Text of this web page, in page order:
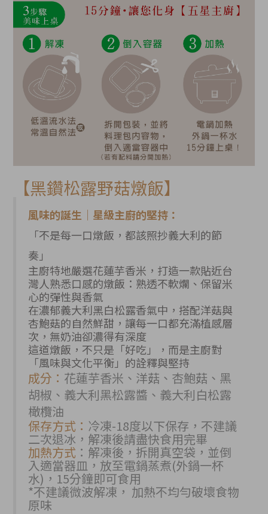
【黑鑽松露野菇燉飯】
風味的誕生｜星級主廚的堅持 ：
「不是每一口燉飯，都該照抄義大利的節
奏」
主廚特地嚴選花蓮芋香米 ，打造一款貼近台
灣人熟悉口感的燉飯：熟透不軟爛、保留米
心的彈性與香氣
在濃郁義大利黑白松露香氣中，搭配洋菇與
杏鮑菇的自然鮮甜，讓每一口都充滿植感層
次， 無奶油卻濃得有深度
這道燉飯，不只是「好吃」，而是主廚對
「風味與文化平衡」的詮釋與堅持
成分： 花蓮芋香米、洋菇、杏鮑菇、黑
胡椒、義大利黑松露醬、義大利白松露
橄欖油
保存方式： 冷凍-18度以下保存，不建議
二次退冰，解凍後請盡快食用完畢
加熱方式 ：解凍後，拆開真空袋，並倒
入適當器皿，放至電鍋蒸煮(外鍋一杯
水)，15分鐘即可食用
*不建議微波解凍， 加熱不均勻破壞食物
原味